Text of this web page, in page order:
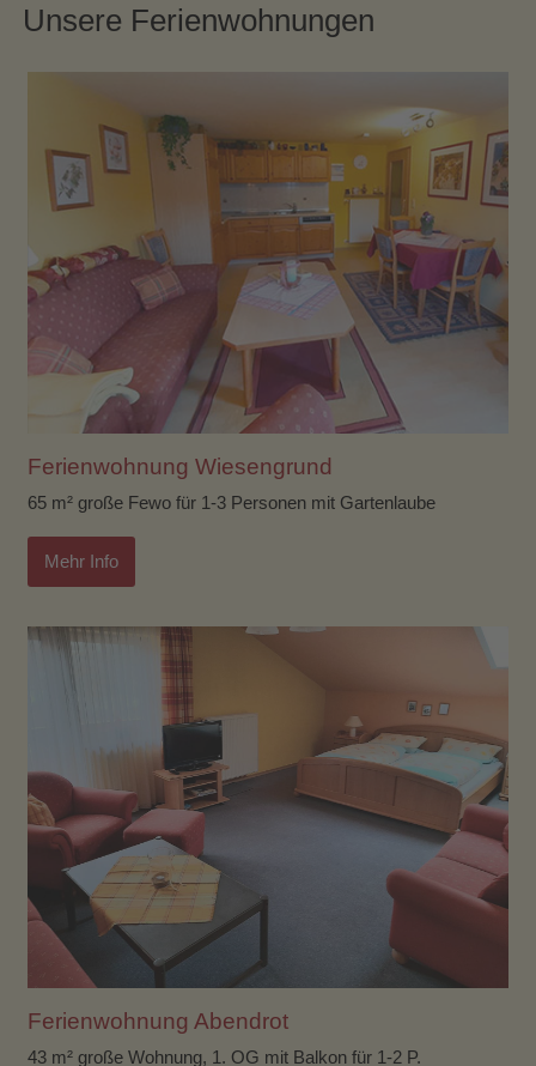
Unsere Ferienwohnungen
Ferienwohnung Wiesengrund
65 m² große Fewo für 1-3 Personen mit Gartenlaube
Mehr Info
Ferienwohnung Abendrot
43 m² große Wohnung, 1. OG mit Balkon für 1-2 P.